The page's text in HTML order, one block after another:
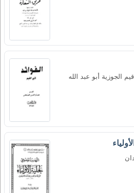
الجوزية أبو عبد الله